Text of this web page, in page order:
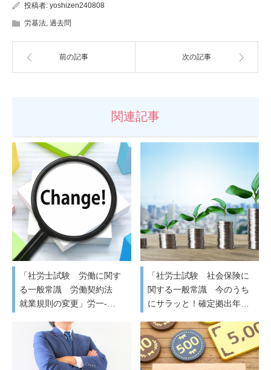
投稿者: yoshizen240808
労基法, 過去問
前の記事 次の記事
関連記事
「社労士試験 労働に関す
る一般常識 労働契約法
就業規則の変更」労一-…
「社労士試験 社会保険に
関する一般常識 今のうち
にサラッと！確定拠出年…